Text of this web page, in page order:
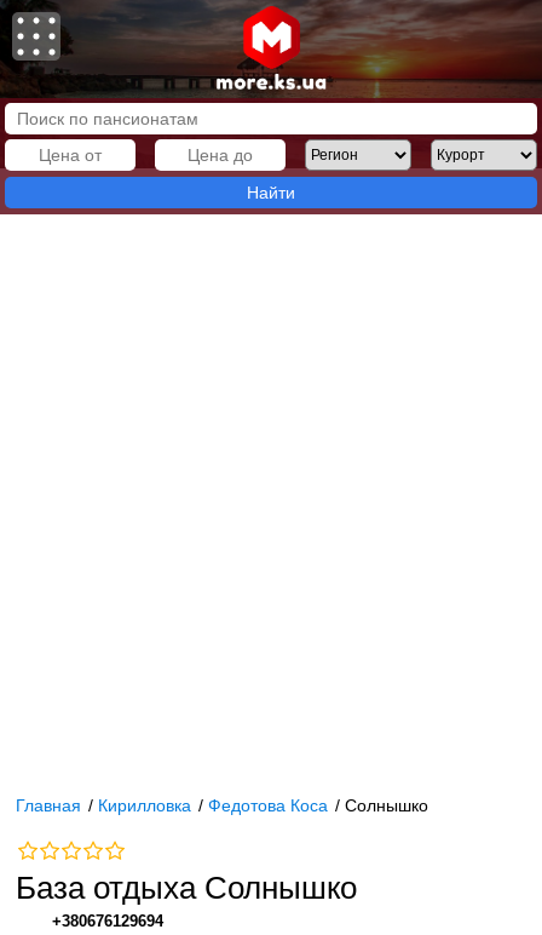
Найти
Главная / Кирилловка /Федотова Коса /Солнышко
База отдыха Солнышко
+380676129694